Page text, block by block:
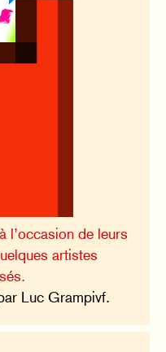
l’occasion de leurs
artistes
Luc Grampivf.